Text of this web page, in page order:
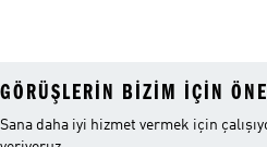
GÖRÜŞLERIN BIZIM IÇIN
Sana daha iyi hizmet vermek için